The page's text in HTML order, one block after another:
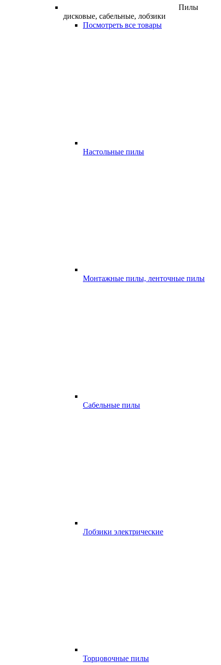
Пилы
дисковые, сабельные, лобзики
Посмотреть все товары
Настольные пилы
Монтажные пилы, ленточные пилы
Сабельные пилы
Лобзики электрические
Торцовочные пилы